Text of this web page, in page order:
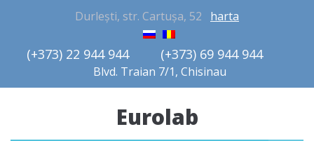
Durlești, str. Cartușa, 52 harta
(+373) 22 944 944         (+373) 69 944 944
Blvd. Traian 7/1, Chisinau
Eurolab